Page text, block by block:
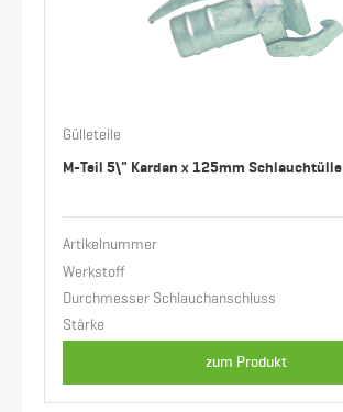
Gülleteile
M-Teil 5\" Kardan x 125mm Schlauchtülle
Artikelnummer
Werkstoff
Durchmesser Schlauchanschluss
Stärke
zum Produkt